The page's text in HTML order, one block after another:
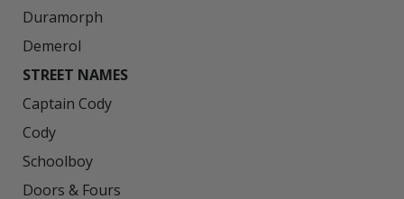
Duramorph
STREET NAMES
Captain Cody
Cody
Schoolboy
Doors & Fours